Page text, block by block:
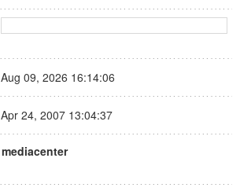
Aug 09, 2026 16:14:06
Apr 24, 2007 13:04:37
mediacenter